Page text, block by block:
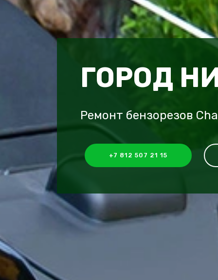
ГОРОД
Ремонт бензорезов
+7 812 507 21 15